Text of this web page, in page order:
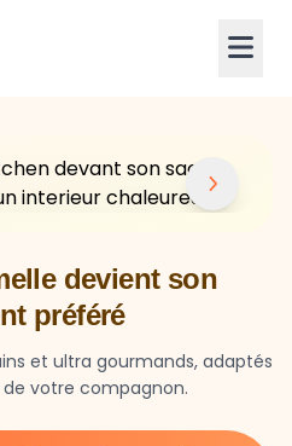
devient son
préféré
et ultra gourmands, adaptés
de votre compagnon.